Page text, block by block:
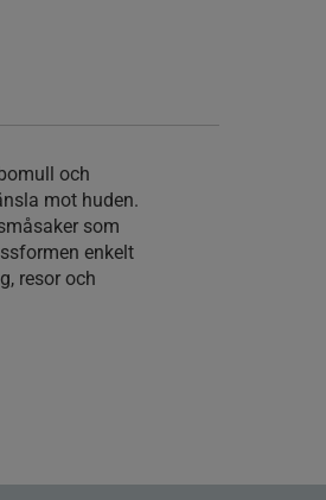
och
mot huden.
som
enkelt
resor och